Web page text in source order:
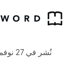
نُشر في 27 نوفمبر 2025